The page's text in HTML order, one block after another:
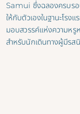
Samui ซึ่งฉลองครบรอ
ให้กับตัวเองในฐานะโรง
มอบสวรรค์แห่งความหรู
สำหรับนักเดินทางผู้มีรส